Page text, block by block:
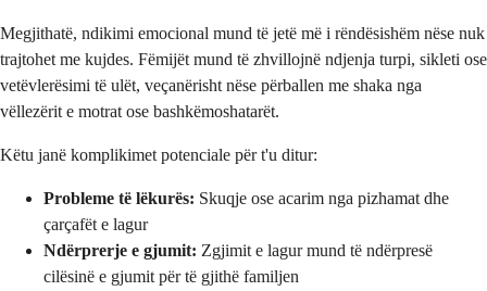
Megjithatë, ndikimi emocional mund të jetë më i rëndësishëm nëse nuk
trajtohet me kujdes. Fëmijët mund të zhvillojnë ndjenja turpi, sikleti ose
vetëvlerësimi të ulët, veçanërisht nëse përballen me shaka nga
vëllezërit e motrat ose bashkëmoshatarët.
Këtu janë komplikimet potenciale për t'u ditur:
Probleme të lëkurës: Skuqje ose acarim nga pizhamat dhe
çarçafët e lagur
Ndërprerje e gjumit: Zgjimit e lagur mund të ndërpresë
cilësinë e gjumit për të gjithë familjen